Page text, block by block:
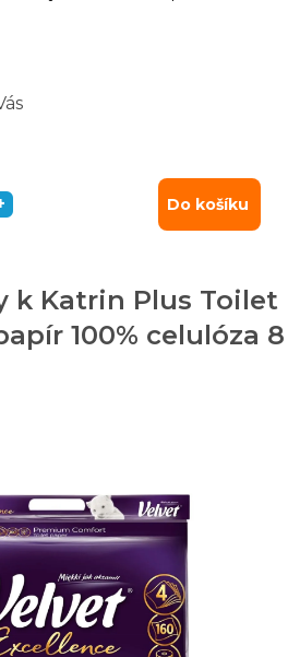
Do košíku
k Katrin Plus Toilet
100% celulóza 8